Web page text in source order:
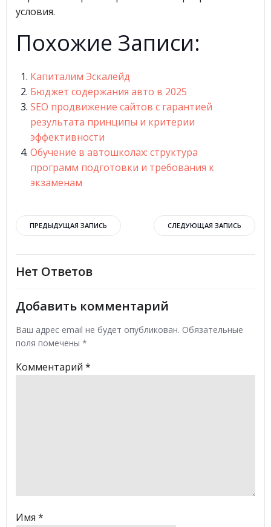
условия.
Похожие Записи:
Капиталим Эскалейд
Бюджет содержания авто в 2025
SEO продвижение сайтов с гарантией
результата принципы и критерии
эффективности
Обучение в автошколах: структура
программ подготовки и требования к
экзаменам
Навигация
по
записям
ПРЕДЫДУЩАЯ ЗАПИСЬ
Навигация
по
СЛЕДУЮЩАЯ ЗАПИСЬ
Нет Ответов
Добавить комментарий
Ваш адрес email не будет опубликован. Обязательные
поля помечены *
Комментарий *
Имя *